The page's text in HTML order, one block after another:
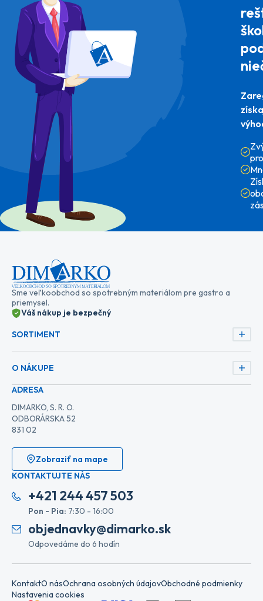
Sme veľkoobchod so spotrebným materiálom pre gastro a
priemysel.
Váš nákup je bezpečný
SORTIMENT
O NÁKUPE
ADRESA
DIMARKO, S. R. O.
ODBORÁRSKA 52
831 02
Zobraziť na mape
KONTAKTUJTE NÁS
+421 244 457 503
Pon - Pia: 7:30 - 16:00
objednavky@dimarko.sk
Odpovedáme do 6 hodín
KontaktO násOchrana osobných údajovObchodné podmienky
Nastavenia cookies